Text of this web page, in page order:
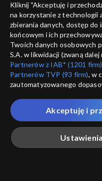
Ola Polonia - Polacy w
Brazylii i Ameryce
Południowej
odc. 88 - Olá Polônia
Ola Polonia - Polacy w
Brazylii i Ameryce
Południowej
odc. 92 - Olá Polônia
Kliknij "Akceptuję i
na korzystanie z technologii
zbierania danych, dostęp do
końcowym i ich
Twoich danych osobowych
S.A. w likwidacji (zwaną dalej
Partnerów z IAB* (1201 firm)
Partnerów TVP (93 firm), w
zautomatyzowanego
które wskazujemy poniżej, a
przez nas identyfikatora
Twoje dane osobowe
Ciebie naszych
„Portalem”, w tym
Akceptuję i